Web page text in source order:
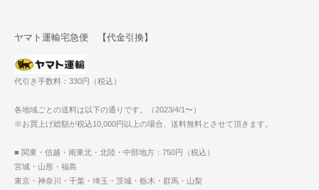
ヤマト運輸宅急便 【代金引換】
代引き手数料：330円（税込）
各地域ごとの送料は以下の通りです。（2023/4/1〜）
※お買上げ総額が税込10,000円以上の場合、送料無料とさせて頂きます。
■ 関東・信越・南東北・北陸・中部地方：750円（税込）
宮城・山形・福島
東京・神奈川・千葉・埼玉・茨城・栃木・群馬・山梨